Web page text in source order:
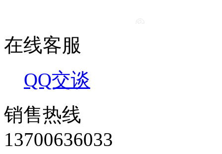
在线客服
QQ交谈
销售热线
13700636033